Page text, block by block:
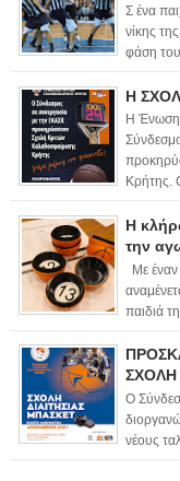
Σ ένα
νίκης
φάση
Η
Η Ένωση
Κρήτης.
Η
την
Με έναν
παιδιά
ΣΧΟΛΗ
Ο
νέους